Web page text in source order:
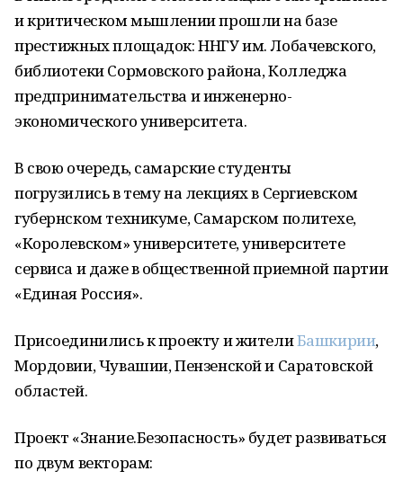
и критическом мышлении прошли на базе
престижных площадок: ННГУ им. Лобачевского,
библиотеки Сормовского района, Колледжа
предпринимательства и инженерно-
экономического университета.
В свою очередь, самарские студенты
погрузились в тему на лекциях в Сергиевском
губернском техникуме, Самарском политехе,
«Королевском» университете, университете
сервиса и даже в общественной приемной партии
«Единая Россия».
Присоединились к проекту и жителиБашкирии,
Мордовии, Чувашии, Пензенской и Саратовской
областей.
Проект «Знание.Безопасность» будет развиваться
по двум векторам: